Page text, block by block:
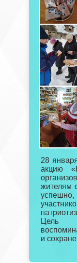
28
акцию
жителям
Цель
и